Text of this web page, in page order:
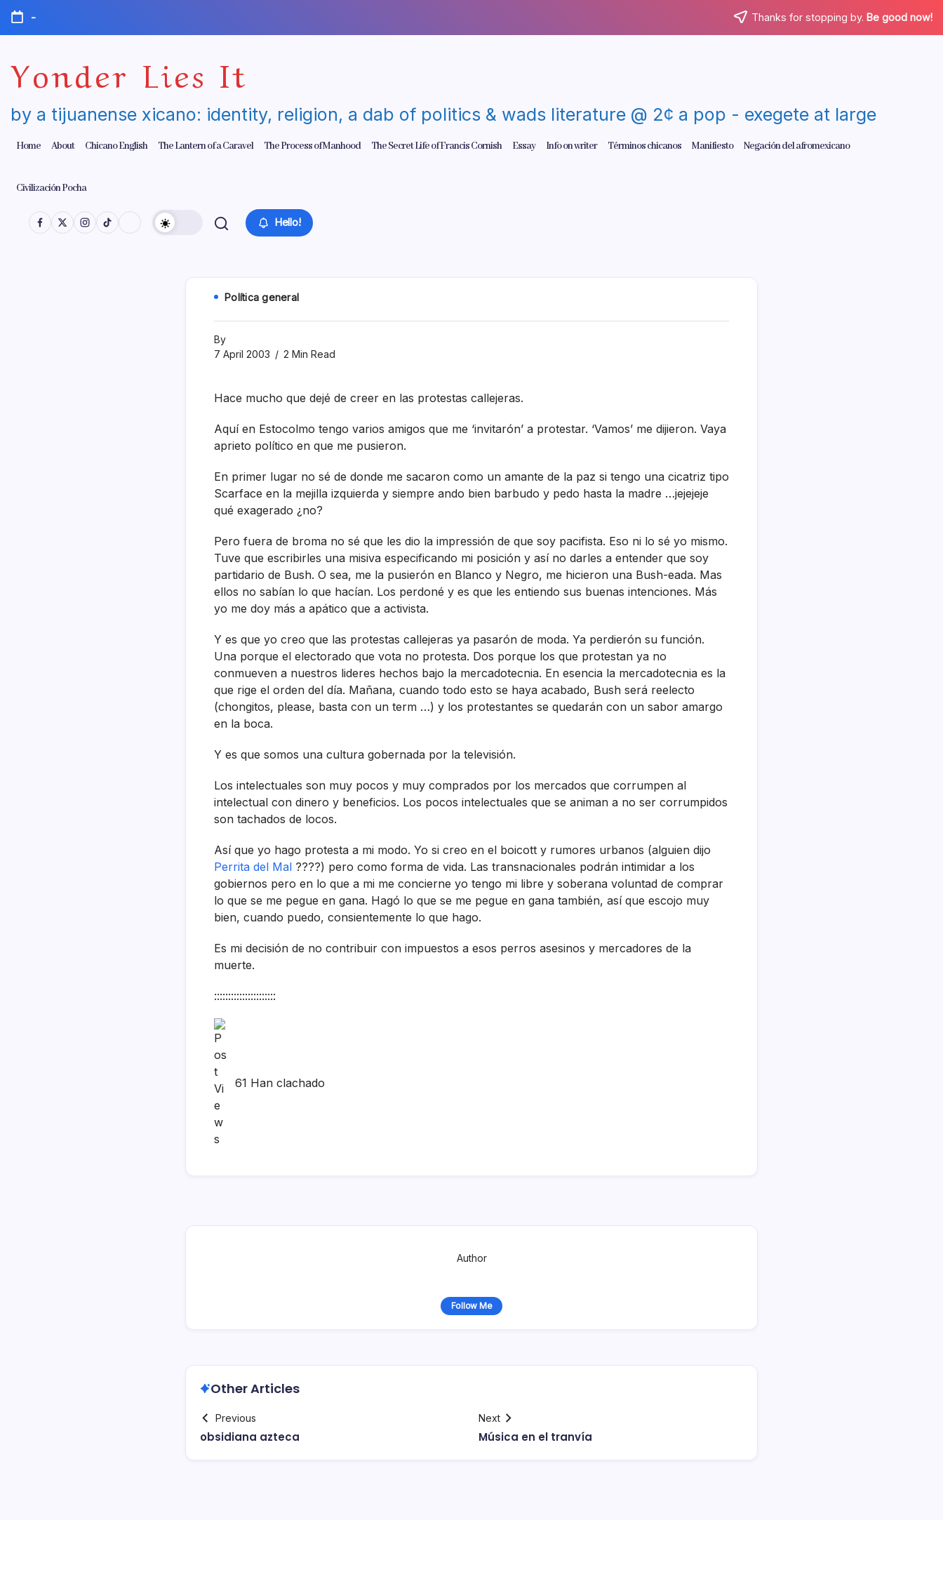
Skip
content
- Thanks for stopping by. Be good now!
Yonder Lies It
by a tijuanense xicano: identity, religion, a dab of politics & wads literature @ 2¢ a pop - exegete at large
Home About Chicano English The Lantern of a Caravel The Process of Manhood The Secret Life of Francis Cornish Essay Info on writer Términos chicanos Manifiesto Negación del afromexicano
Civilización Pocha
Hello!
Polí­tica general
By
7 April 2003
2 Min Read
Hace mucho que dejé de creer en las protestas callejeras.
Aquí­ en Estocolmo tengo varios amigos que me ‘invitarón’ a protestar. ‘Vamos’ me dijieron. Vaya
aprieto polí­tico en que me pusieron.
En primer lugar no sé de donde me sacaron como un amante de la paz si tengo una cicatriz tipo
Scarface en la mejilla izquierda y siempre ando bien barbudo y pedo hasta la madre …jejejeje
qué exagerado ¿no?
Pero fuera de broma no sé que les dio la impressión de que soy pacifista. Eso ni lo sé yo mismo.
Tuve que escribirles una misiva especificando mi posición y así­ no darles a entender que soy
partidario de Bush. O sea, me la pusierón en Blanco y Negro, me hicieron una Bush-eada. Mas
ellos no sabí­an lo que hací­an. Los perdoné y es que les entiendo sus buenas intenciones. Más
yo me doy más a apático que a activista.
Y es que yo creo que las protestas callejeras ya pasarón de moda. Ya perdierón su función.
Una porque el electorado que vota no protesta. Dos porque los que protestan ya no
conmueven a nuestros lideres hechos bajo la mercadotecnia. En esencia la mercadotecnia es la
que rige el orden del dí­a. Mañana, cuando todo esto se haya acabado, Bush será reelecto
(chongitos, please, basta con un term …) y los protestantes se quedarán con un sabor amargo
en la boca.
Y es que somos una cultura gobernada por la televisión.
Los intelectuales son muy pocos y muy comprados por los mercados que corrumpen al
intelectual con dinero y beneficios. Los pocos intelectuales que se animan a no ser corrumpidos
son tachados de locos.
Así­ que yo hago protesta a mi modo. Yo si creo en el boicott y rumores urbanos (alguien dijo
Perrita del Mal ????) pero como forma de vida. Las transnacionales podrán intimidar a los
gobiernos pero en lo que a mi me concierne yo tengo mi libre y soberana voluntad de comprar
lo que se me pegue en gana. Hagó lo que se me pegue en gana también, así­ que escojo muy
bien, cuando puedo, consientemente lo que hago.
Es mi decisión de no contribuir con impuestos a esos perros asesinos y mercadores de la
muerte.
::::::::::::::::::::::
61 Han clachado
Author
Follow Me
Other Articles
Previous
obsidiana azteca
Next
Música en el tranví­a